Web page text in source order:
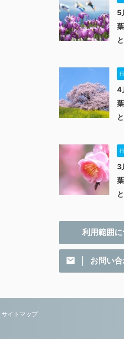
5
4
3
利用範囲
お問い
サイトマップ